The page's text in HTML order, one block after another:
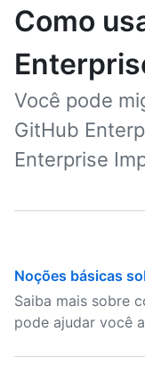
Como
Você pode
GitHub
Enterprise
Noções básicas
Saiba mais sobre
pode ajudar você